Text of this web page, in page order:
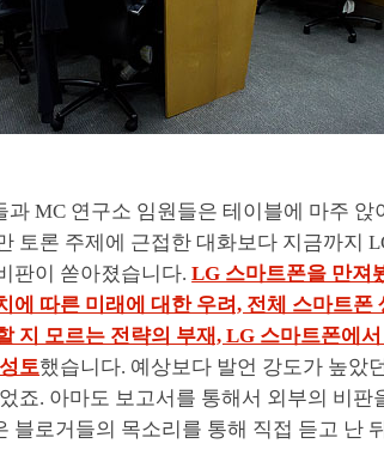
과 MC 연구소 임원들은 테이블에 마주
토론 주제에 근접한 대화보다 지금까지
판이 쏟아졌습니다.LG 스마트폰을 만져
에 따른 미래에 대한 우려, 전체 스마트
지 모르는 전략의 부재, LG 스마트폰에
토했습니다. 예상보다 발언 강도가 높았
죠. 아마도 보고서를 통해서 외부의 비판
블로거들의 목소리를 통해 직접 듣고 난